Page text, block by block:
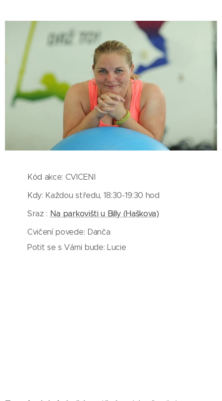
Kód akce: CVICENI
Kdy: Každou středu, 18:30-19:30 hod
Sraz : Na parkovišti u Billy (Haškova)
Cvičení povede: Danča
Potit se s Vámi bude: Lucie